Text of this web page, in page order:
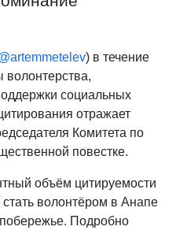
) в течение
волонтерства,
социальных
отражает
Комитета по
повестке.
объём цитируемости
волонтёром в Анапе
Подробно